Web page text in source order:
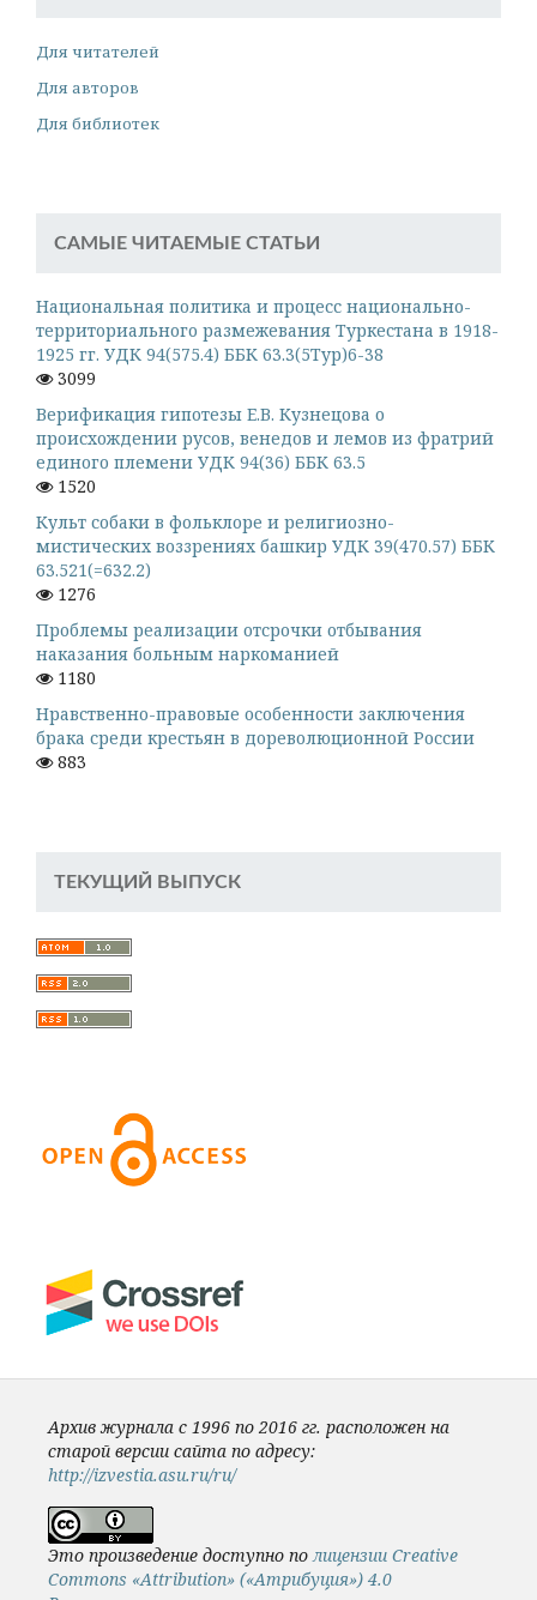
Для читателей
Для авторов
Для библиотек
САМЫЕ ЧИТАЕМЫЕ СТАТЬИ
Национальная политика и процесс национально-
территориального размежевания Туркестана в 1918-
1925 гг. УДК 94(575.4) ББК 63.3(5Тур)6-38
3099
Верификация гипотезы Е.В. Кузнецова о
происхождении русов, венедов и лемов из фратрий
единого племени УДК 94(36) ББК 63.5
1520
Культ собаки в фольклоре и религиозно-
мистических воззрениях башкир УДК 39(470.57) ББК
63.521(=632.2)
1276
Проблемы реализации отсрочки отбывания
наказания больным наркоманией
1180
Нравственно-правовые особенности заключения
брака среди крестьян в дореволюционной России
883
ТЕКУЩИЙ ВЫПУСК
Архив журнала с 1996 по 2016 гг. расположен на
старой версии сайта по адресу:
http://izvestia.asu.ru/ru/
Это произведение доступно полицензии Creative
Commons «Attribution» («Атрибуция») 4.0